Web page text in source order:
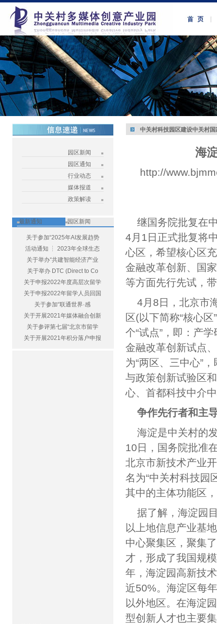
园区新闻
园区通知
行业动态
媒体报道
政策解读
最新通知 园区新闻
关于参加“2025年AI发展趋势
活动通知 ┆ 2023年全球生态
关于举办“共建智能经济产业
关于举办 DTC (Direct to Co
关于申报2022年度高层次留学
关于申报2022年留学人员回国
关于参加“联通世界·感
关于开展2021年媒体融合创新
关于参评第七届“北京市留学
关于开展2021年积分落户申报
中关村科技园区建设中关村
海
http://
继国务院批复在
4月1日正式批复将
心区，希望核心区
金融改革创新、国
等方面先行先试，
4月8日，北京市
区(以下简称“核心
个“试点”，即：产
金融改革创新试点
为“两区、三中心”
与政策创新试验区
心、首都科技中介
争作先行者和主
海淀是中关村的
10日，国务院批准
北京市新技术产业
名为“中关村科技园
其中的主体功能区
据了解，海淀园
以上地信息产业基
中心聚集区，聚集
才，形成了我国规
年，海淀园高新技
近50%。海淀区每
以外地区。在海淀
型创新人才也主要